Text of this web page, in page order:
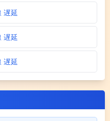
遅延
遅延
遅延